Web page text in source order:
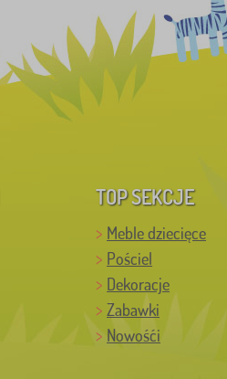
TOP SEKCJE
Meble dziecięce
Pościel
Dekoracje
Zabawki
Nowośći